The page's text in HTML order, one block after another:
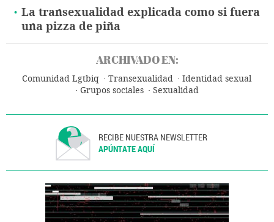
La transexualidad explicada como si fuera
una pizza de piña
ARCHIVADO EN:
Comunidad Lgtbiq Transexualidad
Identidad sexual
Grupos sociales
Sexualidad
RECIBE NUESTRA NEWSLETTER
APÚNTATE AQUÍ